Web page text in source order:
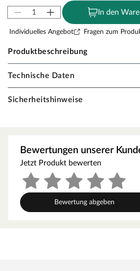
In den
Individuelles Angebot Fragen zum
Produktbeschreibung
Befestigungsset WPC Start- und
Für Dielenstärke 20 - 22 mm
Technische Daten
Sicherheitshinweise
Bewertungen unserer
Jetzt Produkt bewerten
Bewertung abgeben